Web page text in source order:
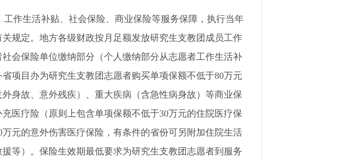
工作生活补贴、社会保险、商业保险等服务保障，执行当年
规定。地方各级财政按月足额发放研究生支教团成员工作
会保险单位缴纳部分（个人缴纳部分从志愿者工作生活补
项目办为研究生支教团志愿者购买单项保额不低于80万元
身故、意外残疾）、重大疾病（含急性病身故）等商业保
医疗险（原则上包含单项保额不低于30万元的住院医疗保
万元的意外伤害医疗保险，有条件的省份可另附加住院生活
等）。保险生效期最低要求为研究生支教团志愿者到服务